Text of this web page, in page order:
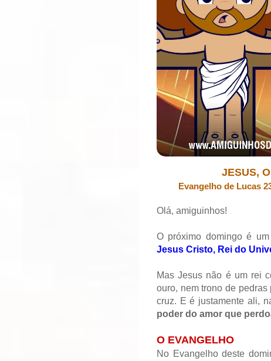
JESUS,
Evangelho de Lucas
Olá, amiguinhos!
O próximo domingo é
Jesus Cristo, Rei do
Mas Jesus não é um rei
ouro, nem trono de
cruz. E é justamente ali,
poder do amor que
O EVANGELHO
No Evangelho deste